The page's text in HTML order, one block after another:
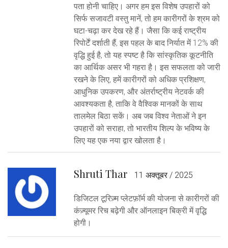
पता होनी चाहिए। अगर हम इस विशेष उपहारों को
सिर्फ सजावटी वस्तु मानें, तो हम कारीगरों के श्रम को
घटा-चढ़ा कर देख रहे हैं। जैसा कि कई राष्ट्रीय
रिपोर्टें दर्शाती हैं, इस पहल के बाद निर्यात में 12% की
वृद्धि हुई है, तो यह स्पष्ट है कि सांस्कृतिक कूटनीति
का आर्थिक असर भी गहरा है। इस सफलता को जारी
रखने के लिए, हमें कारीगरों को अधिक प्रशिक्षण,
आधुनिक उपकरण, और अंतर्राष्ट्रीय नेटवर्क की
आवश्यकता है, ताकि वे वैश्विक मानकों के साथ
तालमेल बिठा सकें। अब जब विश्व नेताओं ने इन
उपहारों को सराहा, तो भारतीय शिल्प के भविष्य के
लिए यह एक नया द्वार खोलता है।
Shruti Thar 11 अक्तूबर / 2025
डिजिटल टूरिज़्म प्लेटफ़ॉर्म की योजना से कारीगरों की
कंज़्यूमर रिच बढ़ेगी और ऑनलाइन बिक्री में वृद्धि
होगी।